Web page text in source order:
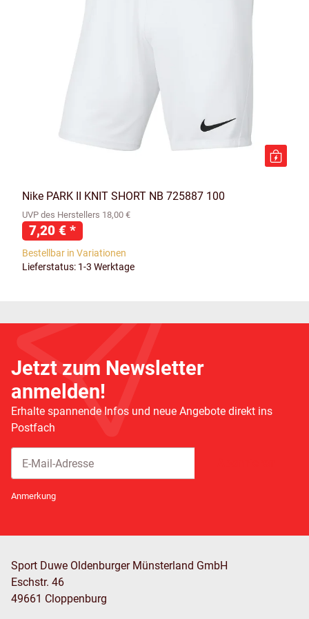
Nike PARK II KNIT SHORT NB 725887 100
UVP des Herstellers 18,00 €
7,20 € *
Bestellbar in Variationen
Lieferstatus: 1-3 Werktage
Jetzt zum Newsletter
anmelden!
Erhalte spannende Infos und neue Angebote direkt ins
Postfach
Anmerkung
Sport Duwe Oldenburger Münsterland GmbH
Eschstr. 46
49661 Cloppenburg